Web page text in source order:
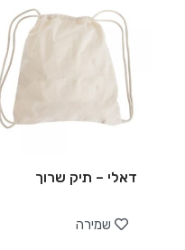
דאלי – תיק שרוך
שמירה